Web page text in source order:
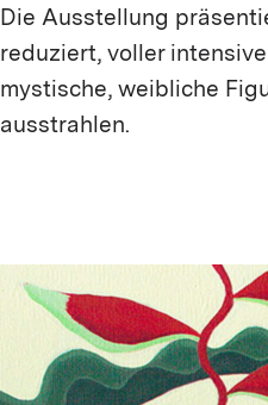
Die Ausstellung
reduziert, voller
mystische, weibliche
ausstrahlen.